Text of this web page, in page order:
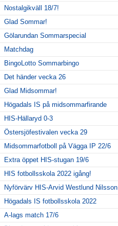
Nostalgikväll 18/7!
Glad Sommar!
Gölarundan Sommarspecial
Matchdag
BingoLotto Sommarbingo
Det händer vecka 26
Glad Midsommar!
Högadals IS på midsommarfirande
HIS-Hällaryd 0-3
Östersjöfestivalen vecka 29
Midsommarfotboll på Vägga IP 22/6
Extra öppet HIS-stugan 19/6
HIS fotbollsskola 2022 igång!
Nyförvärv HIS-Arvid Westlund Nilsson
Högadals IS fotbollsskola 2022
A-lags match 17/6